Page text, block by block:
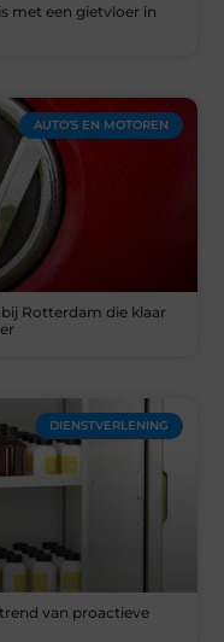
met een gietvloer in
AUTO’S EN MOTOREN
Rotterdam die klaar
DIENSTVERLENING
van proactieve